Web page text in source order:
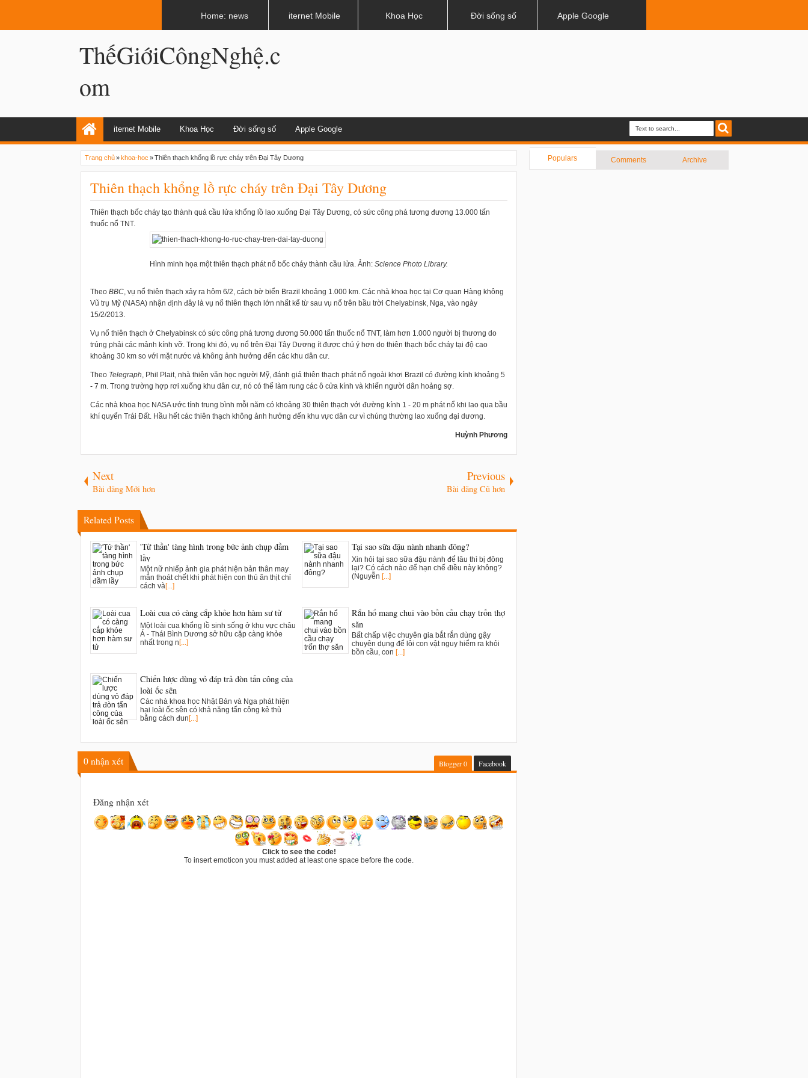
ThếGiớiCôngNghệ.c
om
iternet Mobile Khoa Học Đời sống số Apple Google
Populars Comments Archive
Trang chủ»khoa-hoc »Thiên thạch khổng lồ rực cháy trên Đại Tây Dương
Thiên thạch khổng lồ rực cháy trên Đại Tây Dương
Thiên thạch bốc cháy tạo thành quả cầu lửa khổng lồ lao xuống Đại Tây Dương, có sức công phá tương đương 13.000 tấn
thuốc nổ TNT.
Hình minh họa một thiên thạch phát nổ bốc cháy thành cầu lửa. Ảnh: Science Photo Library.
Theo BBC, vụ nổ thiên thạch xảy ra hôm 6/2, cách bờ biển Brazil khoảng 1.000 km. Các nhà khoa học tại Cơ quan Hàng không
Vũ trụ Mỹ (NASA) nhận định đây là vụ nổ thiên thạch lớn nhất kể từ sau vụ nổ trên bầu trời Chelyabinsk, Nga, vào ngày
15/2/2013.
Vụ nổ thiên thạch ở Chelyabinsk có sức công phá tương đương 50.000 tấn thuốc nổ TNT, làm hơn 1.000 người bị thương do
trúng phải các mảnh kính vỡ. Trong khi đó, vụ nổ trên Đại Tây Dương ít được chú ý hơn do thiên thạch bốc cháy tại độ cao
khoảng 30 km so với mặt nước và không ảnh hưởng đến các khu dân cư.
Theo Telegraph, Phil Plait, nhà thiên văn học người Mỹ, đánh giá thiên thạch phát nổ ngoài khơi Brazil có đường kính khoảng 5
- 7 m. Trong trường hợp rơi xuống khu dân cư, nó có thể làm rung các ô cửa kính và khiến người dân hoảng sợ.
Các nhà khoa học NASA ước tính trung bình mỗi năm có khoảng 30 thiên thạch với đường kính 1 - 20 m phát nổ khi lao qua bầu
khí quyển Trái Đất. Hầu hết các thiên thạch không ảnh hưởng đến khu vực dân cư vì chúng thường lao xuống đại dương.
Huỳnh Phương
Next
Bài đăng Mới hơn
Previous
Bài đăng Cũ hơn
Related Posts
'Tử thần' tàng hình trong bức ảnh chụp đầm
lầy
Một nữ nhiếp ảnh gia phát hiện bản thân may
mắn thoát chết khi phát hiện con thú ăn thịt chỉ
cách và[...]
Tại sao sữa đậu nành nhanh đông?
Xin hỏi tại sao sữa đậu nành để lâu thì bị đông
lại? Có cách nào để hạn chế điều này không?
(Nguyễn [...]
Loài cua có càng cắp khỏe hơn hàm sư tử
Một loài cua khổng lồ sinh sống ở khu vực châu
Á - Thái Bình Dương sở hữu cặp càng khỏe
nhất trong n [...]
Rắn hổ mang chui vào bồn cầu chạy trốn thợ
săn
Bất chấp việc chuyên gia bắt rắn dùng gậy
chuyên dụng để lôi con vật nguy hiểm ra khỏi
bồn cầu, con [...]
Chiến lược dùng vỏ đáp trả đòn tấn công của
loài ốc sên
Các nhà khoa học Nhật Bản và Nga phát hiện
hai loài ốc sên có khả năng tấn công kẻ thù
bằng cách đun [...]
0 nhận xét Blogger0 Facebook
Đăng nhận xét
Click to see the code!
To insert emoticon you must added at least one space before the code.
Home: news iternet Mobile Khoa Học Đời sống số Apple Google